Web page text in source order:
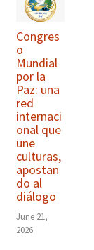
Congres
o
Mundial
por la
Paz: una
red
internaci
onal que
une
culturas,
apostan
do al
diálogo
June 21,
2026